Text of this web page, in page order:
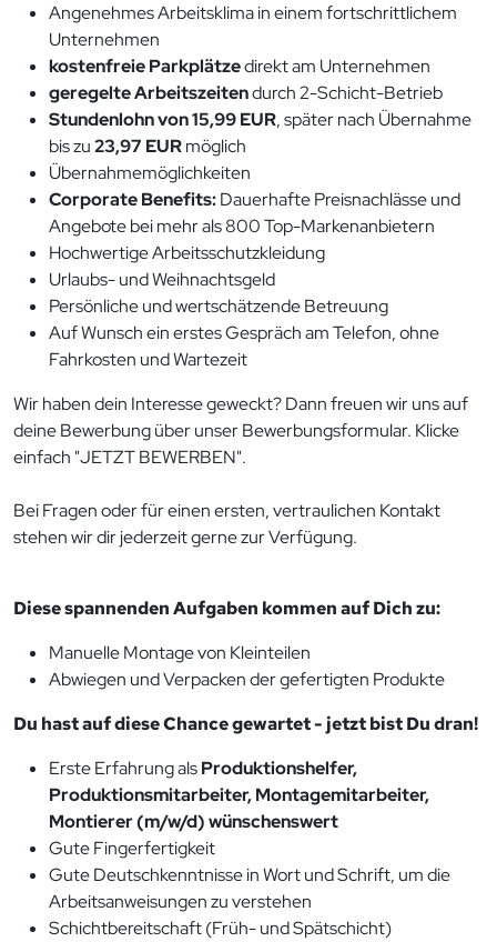
Angenehmes Arbeitsklima in einem fortschrittlichem
Unternehmen
kostenfreie Parkplätzedirekt am Unternehmen
geregelte Arbeitszeitendurch 2-Schicht-Betrieb
Stundenlohn von 15,99 EUR, später nach Übernahme
bis zu23,97 EURmöglich
Übernahmemöglichkeiten
Corporate Benefits:Dauerhafte Preisnachlässe und
Angebote bei mehr als 800 Top-Markenanbietern
Hochwertige Arbeitsschutzkleidung
Urlaubs- und Weihnachtsgeld
Persönliche und wertschätzende Betreuung
Auf Wunsch ein erstes Gespräch am Telefon, ohne
Fahrkosten und Wartezeit
Wir haben dein Interesse geweckt? Dann freuen wir uns auf
deine Bewerbung über unser Bewerbungsformular. Klicke
einfach "JETZT BEWERBEN".
Bei Fragen oder für einen ersten, vertraulichen Kontakt
stehen wir dir jederzeit gerne zur Verfügung.
Diese spannenden Aufgaben kommen auf Dich zu:
Manuelle Montage von Kleinteilen
Abwiegen und Verpacken der gefertigten Produkte
Du hast auf diese Chance gewartet - jetzt bist Du dran!
Erste Erfahrung alsProduktionshelfer,
Produktionsmitarbeiter, Montagemitarbeiter,
Montierer (m/w/d) wünschenswert
Gute Fingerfertigkeit
Gute Deutschkenntnisse in Wort und Schrift, um die
Arbeitsanweisungen zu verstehen
Schichtbereitschaft (Früh- und Spätschicht)